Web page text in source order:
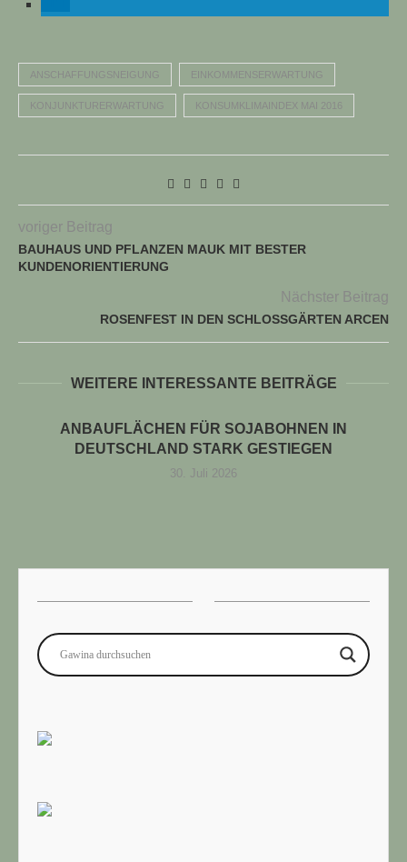
ANSCHAFFUNGSNEIGUNG EINKOMMENSERWARTUNG
KONJUNKTURERWARTUNG KONSUMKLIMAINDEX MAI 2016
voriger Beitrag
BAUHAUS UND PFLANZEN MAUK MIT BESTER
KUNDENORIENTIERUNG
Nächster Beitrag
ROSENFEST IN DEN SCHLOSSGÄRTEN ARCEN
WEITERE INTERESSANTE BEITRÄGE
ANBAUFLÄCHEN FÜR SOJABOHNEN IN
DEUTSCHLAND STARK GESTIEGEN
30. Juli 2026